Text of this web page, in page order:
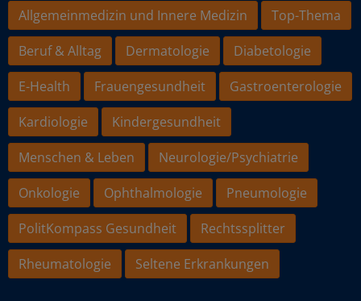
Allgemeinmedizin und Innere Medizin
Top-Thema
Beruf & Alltag
Dermatologie
Diabetologie
E-Health
Frauengesundheit
Gastroenterologie
Kardiologie
Kindergesundheit
Menschen & Leben
Neurologie/Psychiatrie
Onkologie
Ophthalmologie
Pneumologie
PolitKompass Gesundheit
Rechtssplitter
Rheumatologie
Seltene Erkrankungen